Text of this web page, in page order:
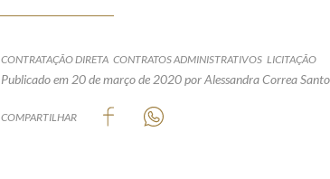
CONTRATAÇÃO DIRETA CONTRATOS ADMINISTRATIVOS LICITAÇÃO
Publicado em 20 de março de 2020por Alessandra Correa
COMPARTILHAR